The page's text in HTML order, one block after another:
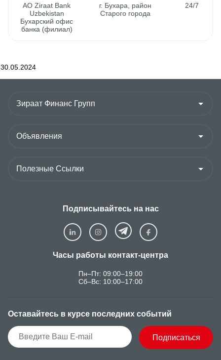
АО Ziraat Bank
Uzbekistan
Бухарский офис
банка (филиал)
г. Бухара, район
Старого города
24/7
30.05.2024
Подписывайтесь на нас
Часы работы контакт-центра
Пн–Пт: 09:00–19:00
Сб–Вс: 10:00–17:00
Оставайтесь в курсе последних событий
Подписаться